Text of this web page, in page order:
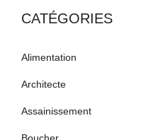
CATÉGORIES
Alimentation
Architecte
Assainissement